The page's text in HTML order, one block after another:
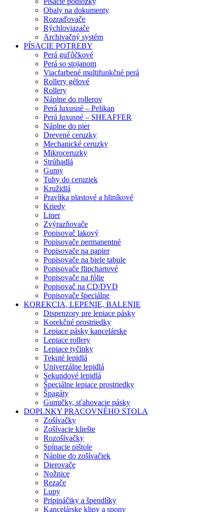
Obaly na dokumenty
Rozraďovače
Rýchloviazače
Archivačný systém
PÍSACIE POTREBY
Perá guľôčkové
Perá so stojanom
Viacfarbené multifunkčné perá
Rollery gélové
Rollery
Náplne do rollerov
Perá luxusné – Pelikan
Perá luxusné – SHEAFFER
Náplne do pier
Drevené ceruzky
Mechanické ceruzky
Mikroceruzky
Strúhadlá
Gumy
Tuhy do ceruziek
Kružidlá
Pravítka plastové a hliníkové
Kriedy
Liner
Zvýrazňovače
Popisovač lakový
Popisovače permanentné
Popisovače na papier
Popisovače na biele tabule
Popisovače flipchartové
Popisovače na fólie
Popisovač na CD/DVD
Popisovače špeciálne
KOREKCIA, LEPENIE, BALENIE
Dispenzory pre lepiace pásky
Korekčné prostriedky
Lepiace pásky kancelárske
Lepiace rollery
Lepiace tyčinky
Tekuté lepidlá
Univerzálne lepidlá
Sekundové lepidlá
Špeciálne lepiace prostriedky
Špagáty
Gumičky, sťahovacie pásky
DOPLNKY PRACOVNÉHO STOLA
Zošívačky
Zošívacie kliešte
Rozošívačky
Spínacie pištole
Náplne do zošívačiek
Dierovače
Nožnice
Rezače
Lupy
Pripináčiky a špendlíky
Kancelárske klipy a spony